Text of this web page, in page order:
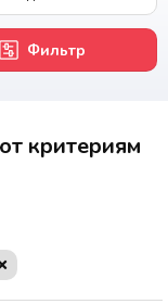
Фильтр
критериям